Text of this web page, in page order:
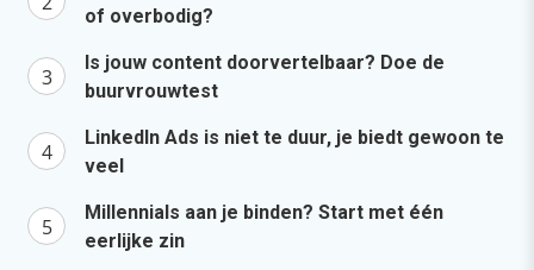
of overbodig?
Is jouw content doorvertelbaar? Doe de
buurvrouwtest
LinkedIn Ads is niet te duur, je biedt gewoon te
veel
Millennials aan je binden? Start met één
eerlijke zin